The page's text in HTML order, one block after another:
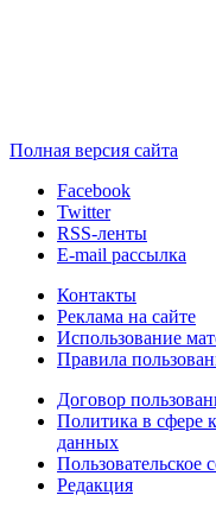
Полная версия сайта
Facebook
Twitter
RSS-ленты
E-mail рассылка
Контакты
Реклама на сайте
Использование
Правила
Договор
Политика в сфере
данных
Пользовательское
Редакция